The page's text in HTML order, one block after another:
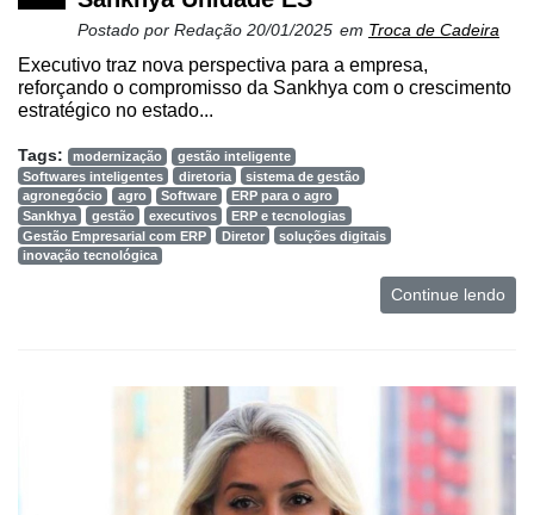
Manager
CHB
Postado por Redação 20/01/2025 em Troca de Cadeira
Executivo traz nova perspectiva para a empresa,
reforçando o compromisso da Sankhya com o crescimento
estratégico no estado...
Tags: modernização
gestão inteligente
Softwares inteligentes
diretoria
sistema de gestão
agronegócio
agro Software
ERP para o agro
Sankhya
gestão executivos
ERP e tecnologias
Gestão Empresarial com ERP
Diretor
soluções digitais
inovação tecnológica
Continue lendo